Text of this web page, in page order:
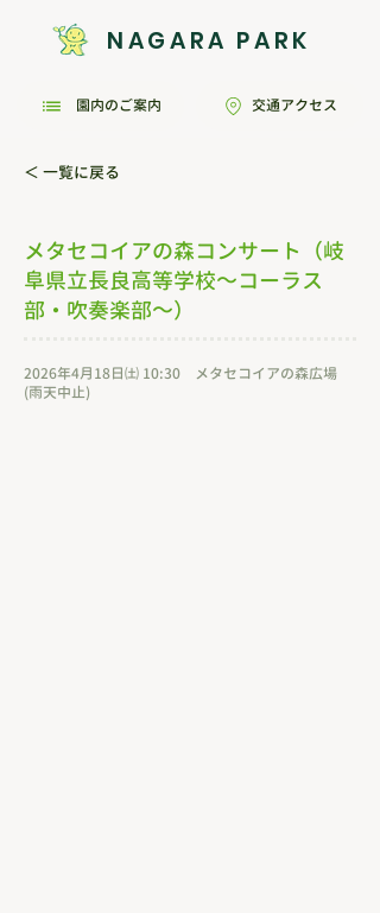
NAGARA PARK
園内のご案内 交通アクセス
＜ 一覧に戻る
メタセコイアの森コンサート（岐
阜県立長良高等学校～コーラス
部・吹奏楽部～）
2026年4月18日㈯ 10:30 メタセコイアの森広場
(雨天中止)